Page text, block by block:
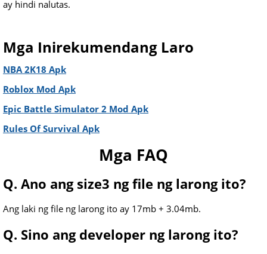
ay hindi nalutas.
Mga Inirekumendang Laro
NBA 2K18 Apk
Roblox Mod Apk
Epic Battle Simulator 2 Mod Apk
Rules Of Survival Apk
Mga FAQ
Q. Ano ang size3 ng file ng larong ito?
Ang laki ng file ng larong ito ay 17mb + 3.04mb.
Q. Sino ang developer ng larong ito?